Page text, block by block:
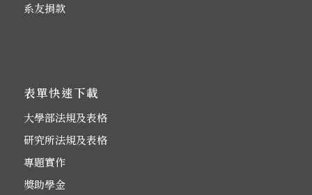
系友捐款
表單快速下載
大學部法規及表格
研究所法規及表格
專題實作
獎助學金